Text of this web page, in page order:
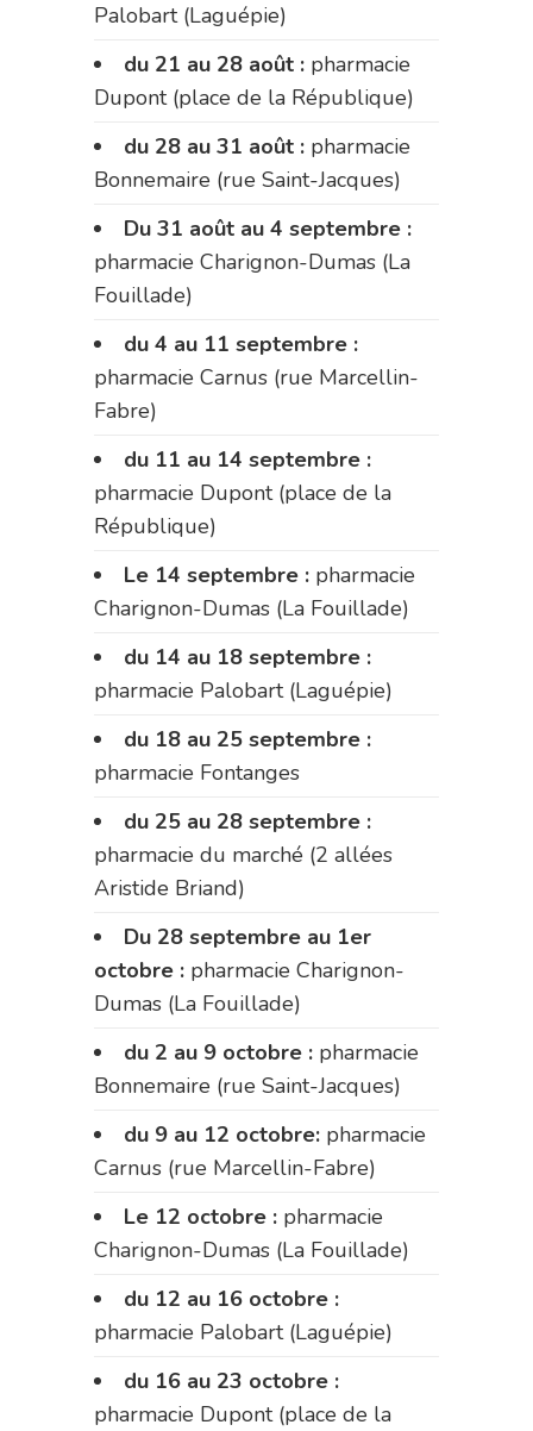
Palobart (Laguépie)
du 21 au 28 août : pharmacie
Dupont (place de la République)
du 28 au 31 août : pharmacie
Bonnemaire (rue Saint-Jacques)
Du 31 août au 4 septembre :
pharmacie Charignon-Dumas (La
Fouillade)
du 4 au 11 septembre :
pharmacie Carnus (rue Marcellin-
Fabre)
du 11 au 14 septembre :
pharmacie Dupont (place de la
République)
Le 14 septembre : pharmacie
Charignon-Dumas (La Fouillade)
du 14 au 18 septembre :
pharmacie Palobart (Laguépie)
du 18 au 25 septembre :
pharmacie Fontanges
du 25 au 28 septembre :
pharmacie du marché (2 allées
Aristide Briand)
Du 28 septembre au 1er
octobre : pharmacie Charignon-
Dumas (La Fouillade)
du 2 au 9 octobre : pharmacie
Bonnemaire (rue Saint-Jacques)
du 9 au 12 octobre: pharmacie
Carnus (rue Marcellin-Fabre)
Le 12 octobre : pharmacie
Charignon-Dumas (La Fouillade)
du 12 au 16 octobre :
pharmacie Palobart (Laguépie)
du 16 au 23 octobre :
pharmacie Dupont (place de la